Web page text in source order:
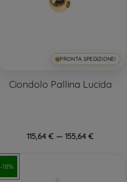
PRONTA SPEDIZIONE!
Ciondolo Pallina Lucida
115,64 € — 155,64 €
-18%